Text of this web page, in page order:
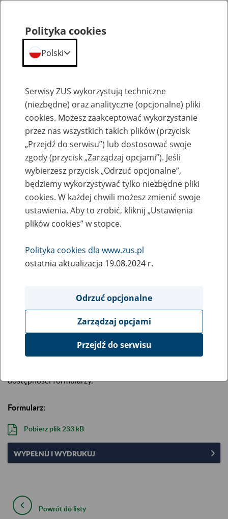
Ulgi i umorzenia
Oświadczenie ROK
Opis:
Oświadczenie o stanie rodzinnym i majątkowym oraz
sytuacji materialnej osoby fizycznej, która prowadzi pełną
skorzystaj z pliku „Wypełnij i wydrukuj”.Najpierw zapisz go
na komputerze, a potem wypełnij w programie Adobe
Reader (darmowy) lub Adobe Acrobat.
Przeglądarki internetowe (np. Chrome, Edge, Safari,
dostępności formularzy.
Formularz:
Pobierz plik 233 kB
WYPEŁNIJ I WYDRUKUJ
Powrót do listy
Polityka cookies
Polski
Serwisy ZUS wykorzystują techniczne
(niezbędne) oraz analityczne (opcjonalne) pliki
cookies. Możesz zaakceptować wykorzystanie
przez nas wszystkich takich plików (przycisk
„Przejdź do serwisu”) lub dostosować swoje
zgody (przycisk „Zarządzaj opcjami”). Jeśli
wybierzesz przycisk „Odrzuć opcjonalne”,
będziemy wykorzystywać tylko niezbędne pliki
cookies. W każdej chwili możesz zmienić swoje
ustawienia. Aby to zrobić, kliknij „Ustawienia
plików cookies” w stopce.
Polityka cookies dla www.zus.pl
ostatnia aktualizacja 19.08.2024 r.
Odrzuć opcjonalne
Zarządzaj opcjami
Przejdź do serwisu